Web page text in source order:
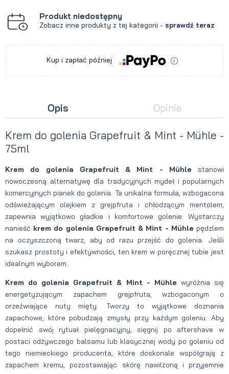
Produkt niedostępny
Zobacz inne produkty z tej kategorii - sprawdź teraz
Kup i zapłać później
Opis Opinie
Krem do golenia Grapefruit & Mint - Mühle -
75ml
Krem do golenia Grapefruit & Mint - Mühle stanowi
nowoczesną alternatywę dla tradycyjnych mydeł i popularnych
komercyjnych pianek do golenia. Ta unikalna formuła, wzbogacona
odświeżającym olejkiem z grejpfruta i chłodzącym mentolem,
zapewnia wyjątkowo gładkie i komfortowe golenie. Wystarczy
nanieść krem do golenia Grapefruit & Mint - Mühle pędzlem
na oczyszczoną twarz, aby od razu przejść do golenia. Jeśli
szukasz prostoty i efektywności, ten krem w poręcznej tubie jest
idealnym wyborem.
Krem do golenia Grapefruit & Mint - Mühle wyróżnia się
energetyzującym zapachem grejpfruta, wzbogaconym o
orzeźwiające nuty mięty. Tworzy to wyjątkowe doznania
zapachowe, które pobudzają zmysły przy każdym goleniu. Aby
dopełnić swój rytuał pielęgnacyjny, sięgnij po aftershave w
postaci odżywczego balsamu lub klasycznej wody po goleniu od
tego niemieckiego producenta, które doskonale współgrają z
zapachem kremu, pozostawiając skórę nawilżoną i przyjemnie